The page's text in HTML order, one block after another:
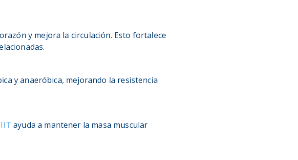
y mejora la circulación. Esto fortalece
y anaeróbica, mejorando la resistencia
ayuda a mantener la masa muscular